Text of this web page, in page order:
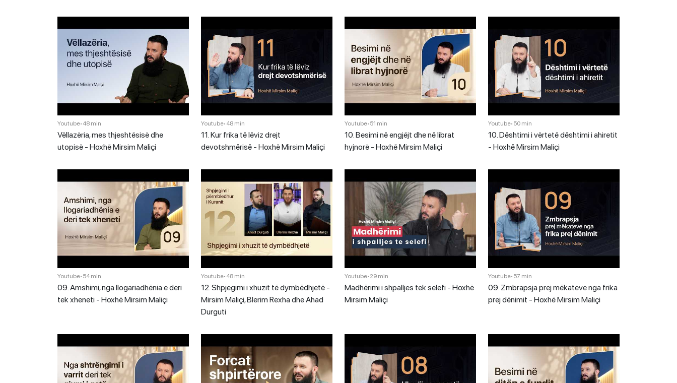
Youtube• 48 min
Vëllazëria, mes thjeshtësisë dhe
utopisë - Hoxhë Mirsim Maliçi
Youtube• 48 min
11. Kur frika të lëviz drejt
devotshmërisë - Hoxhë Mirsim Maliçi
Youtube• 51 min
10. Besimi në engjëjt dhe në librat
hyjnorë - Hoxhë Mirsim Maliçi
Youtube• 50 min
10. Dështimi i vërtetë dështimi i ahiretit
- Hoxhë Mirsim Maliçi
Youtube• 54 min
09. Amshimi, nga llogariadhënia e deri
tek xheneti - Hoxhë Mirsim Maliçi
Youtube• 48 min
12. Shpjegimi i xhuzit të dymbëdhjetë -
Mirsim Maliçi, Blerim Rexha dhe Ahad
Durguti
Youtube• 29 min
Madhërimi i shpalljes tek selefi - Hoxhë
Mirsim Maliçi
Youtube• 57 min
09. Zmbrapsja prej mëkateve nga frika
prej dënimit - Hoxhë Mirsim Maliçi